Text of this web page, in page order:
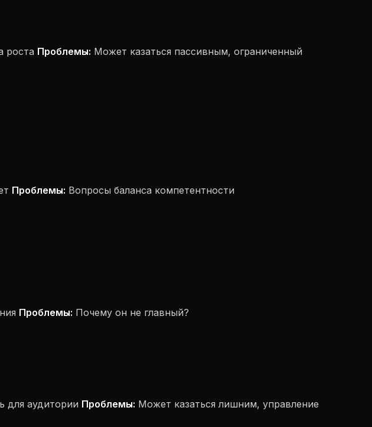
роста Проблемы: Может казаться пассивным, ограниченный
Проблемы: Вопросы баланса компетентности
Проблемы: Почему он не главный?
для аудитории Проблемы: Может казаться лишним, управление